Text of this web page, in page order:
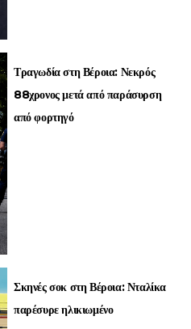
Τραγωδία στη Βέροια: Νεκρός
88χρονος μετά από παράσυρση
από φορτηγό
Σκηνές σοκ στη Βέροια: Νταλίκα
παρέσυρε ηλικιωμένο